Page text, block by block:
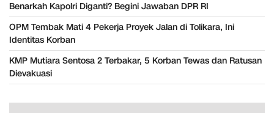
Benarkah Kapolri Diganti? Begini Jawaban DPR RI
OPM Tembak Mati 4 Pekerja Proyek Jalan di Tolikara, Ini
Identitas Korban
KMP Mutiara Sentosa 2 Terbakar, 5 Korban Tewas dan Ratusan
Dievakuasi